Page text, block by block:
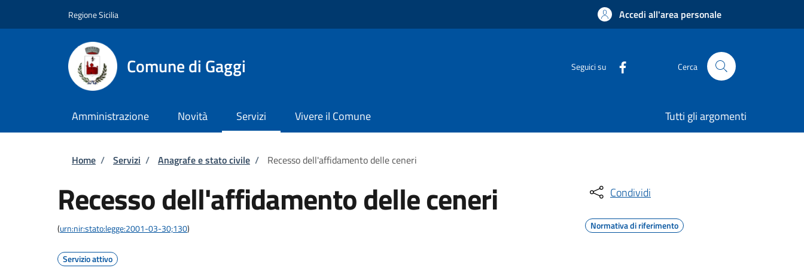
Regione Sicilia Accedi all'area personale
Comune di Gaggi Seguici su Cerca
Amministrazione Novità Servizi Vivere il Comune Tutti gli argomenti
Briciole di pane
Home / Servizi / Anagrafe e stato civile / Recesso dell'affidamento delle ceneri
Recesso dell'affidamento delle ceneri
(urn:nir:stato:legge:2001-03-30;130)
Servizio attivo
Condividi
Normativa di riferimento